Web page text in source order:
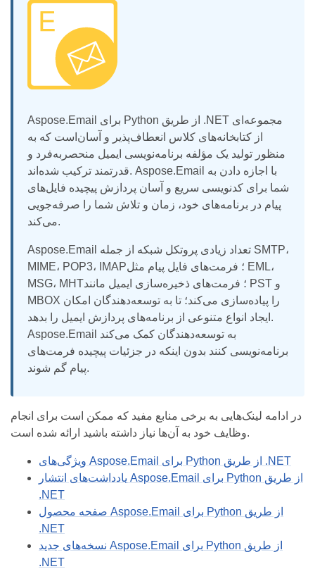
Aspose.Email برای Python از طریق .NET مجموعه‌ای
از کتابخانه‌های کلاس انعطاف‌پذیر و آسان‌است که به
منظور تولید یک مؤلفه برنامه‌نویسی ایمیل منحصربه‌فرد و
قدرتمند ترکیب شده‌اند. Aspose.Email با اجازه دادن به
شما برای کدنویسی سریع و آسان پردازش پیچیده فایل‌های
پیام در برنامه‌های خود، زمان و تلاش شما را صرفه‌جویی
می‌کند.
Aspose.Email تعداد زیادی پروتکل شبکه از جمله SMTP،
MIME، POP3، IMAP؛ فرمت‌های فایل پیام مثل EML،
MSG، MHT؛ فرمت‌های ذخیره‌سازی ایمیل مانند PST و
MBOX را پیاده‌سازی می‌کند؛ تا به توسعه‌دهندگان امکان
ایجاد انواع متنوعی از برنامه‌های پردازش ایمیل را بدهد.
Aspose.Email به توسعه‌دهندگان کمک می‌کند
برنامه‌نویسی کنند بدون اینکه در جزئیات پیچیده فرمت‌های
پیام گم شوند.
در ادامه لینک‌هایی به برخی منابع مفید که ممکن است برای انجام
وظایف خود به آن‌ها نیاز داشته باشید ارائه شده است.
ویژگی‌های Aspose.Email برای Python از طریق .NET
یادداشت‌های انتشار Aspose.Email برای Python از طریق
.NET
صفحه محصول Aspose.Email برای Python از طریق
.NET
نسخه‌های جدید Aspose.Email برای Python از طریق
.NET